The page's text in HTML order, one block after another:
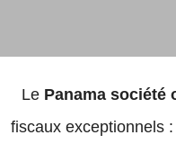
Le Panama société
fiscaux exceptionnels